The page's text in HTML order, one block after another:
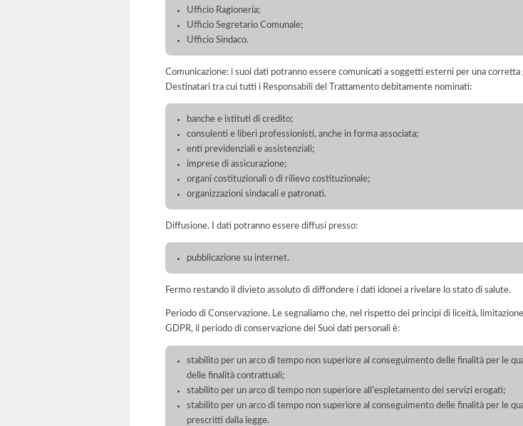
Ufficio Ragioneria;
Ufficio Segretario Comunale;
Ufficio Sindaco.
Comunicazione: i suoi dati potranno essere comunicati a soggetti esterni per una
Destinatari tra cui tutti i Responsabili del Trattamento debitamente nominati:
banche e istituti di credito;
consulenti e liberi professionisti, anche in forma associata;
enti previdenziali e assistenziali;
imprese di assicurazione;
organi costituzionali o di rilievo costituzionale;
organizzazioni sindacali e patronati.
Diffusione. I dati potranno essere diffusi presso:
pubblicazione su internet.
Fermo restando il divieto assoluto di diffondere i dati idonei a rivelare lo stato di salute.
Periodo di Conservazione. Le segnaliamo che, nel rispetto dei principi di liceità,
GDPR, il periodo di conservazione dei Suoi dati personali è:
stabilito per un arco di tempo non superiore al conseguimento delle finalità per le
delle finalità contrattuali;
stabilito per un arco di tempo non superiore all'espletamento dei servizi erogati;
stabilito per un arco di tempo non superiore al conseguimento delle finalità per le
prescritti dalla legge.